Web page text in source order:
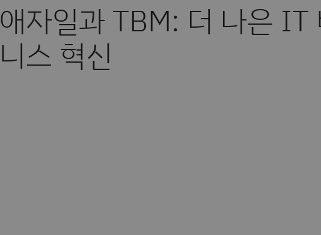
애자일과 TBM: 더 나은 IT
니스 혁신